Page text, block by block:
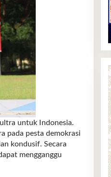
untuk Indonesia.
pada pesta demokrasi
kondusif. Secara
mengganggu